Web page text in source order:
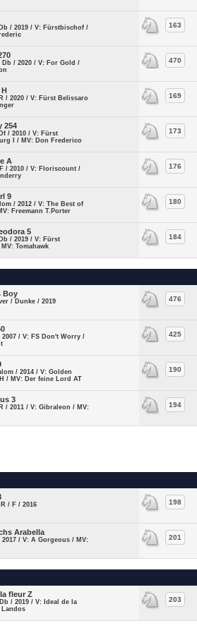
/ 2019 / V: Fürstbischof /
163
Db / 2020 / V: For Gold /
470
/ 2020 / V: Fürst Belissaro
169
254
/ 2010 / V: Fürst
I / MV: Don Frederico
173
A
/ 2010 / V: Floriscount /
176
9
/ 2012 / V: The Best of
Freemann T.Porter
180
5
/ 2019 / V: Fürst
Tomahawk
184
Boy
/ Dunke / 2019 476
2007 / V: FS Don't Worry /
425
/ 2014 / V: Golden
/ MV: Der feine Lord AT
190
3
/ 2011 / V: Gibraleon / MV:
194
/ F / 2016 198
Arabella
2017 / V: A Gorgeous / MV:
201
fleur Z
/ 2019 / V: Ideal de la
Landos
203